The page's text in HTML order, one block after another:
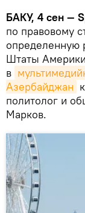
БАКУ, 4 сен —
по правовому
определенную
Штаты
в
Азербайджан
политолог и
Марков.